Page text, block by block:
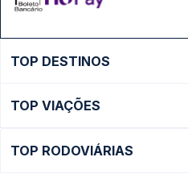
TOP DESTINOS
Ônibus São Paulo
TOP VIAÇÕES
TOP RODOVIÁRIAS